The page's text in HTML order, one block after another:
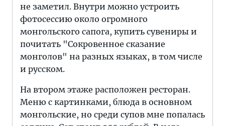
не заметил. Внутри можно устроить
фотосессию около огромного
монгольского сапога, купить сувениры и
почитать "Сокровенное сказание
монголов" на разных языках, в том числе
и русском.
На втором этаже расположен ресторан.
Меню с картинками, блюда в основном
монгольские, но среди супов мне попалась